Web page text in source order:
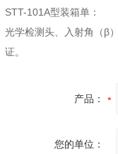
STT-101A型装箱单：
光学检测头、入射角（β
证。
产品：
您的单位：